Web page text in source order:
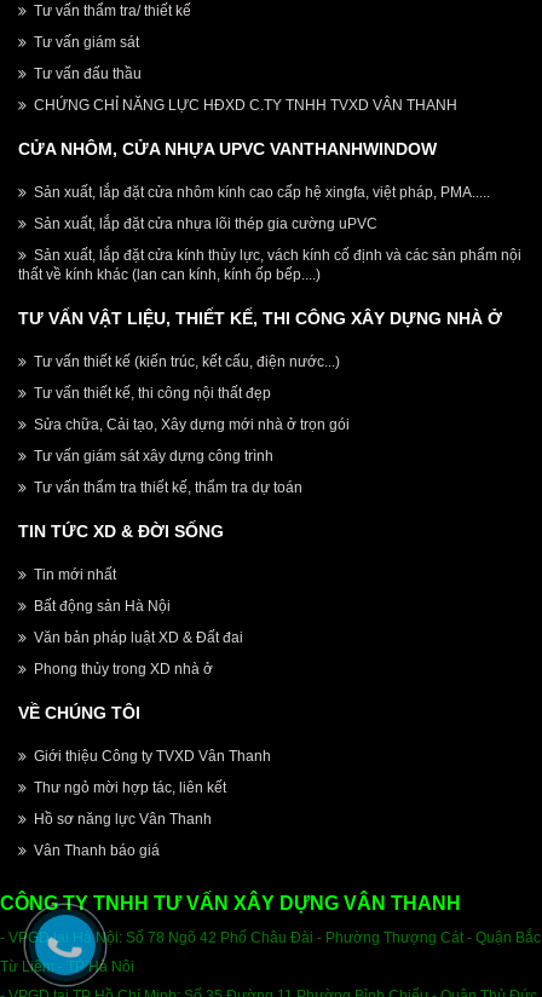
Tư vấn thẩm tra/ thiết kế
Tư vấn giám sát
Tư vấn đấu thầu
CHỨNG CHỈ NĂNG LỰC HĐXD C.TY TNHH TVXD VÂN THANH
CỬA NHÔM, CỬA NHỰA UPVC VANTHANHWINDOW
Sản xuất, lắp đặt cửa nhôm kính cao cấp hệ xingfa, việt pháp, PMA.....
Sản xuất, lắp đặt cửa nhựa lõi thép gia cường uPVC
Sản xuất, lắp đặt cửa kính thủy lực, vách kính cố định và các sản phẩm nội
thất về kính khác (lan can kính, kính ốp bếp....)
TƯ VẤN VẬT LIỆU, THIẾT KẾ, THI CÔNG XÂY DỰNG NHÀ Ở
Tư vấn thiết kế (kiến trúc, kết cấu, điện nước...)
Tư vấn thiết kế, thi công nội thất đẹp
Sửa chữa, Cải tạo, Xây dựng mới nhà ở trọn gói
Tư vấn giám sát xây dựng công trình
Tư vấn thẩm tra thiết kế, thẩm tra dự toán
TIN TỨC XD & ĐỜI SỐNG
Tin mới nhất
Bất động sản Hà Nội
Văn bản pháp luật XD & Đất đai
Phong thủy trong XD nhà ở
VỀ CHÚNG TÔI
Giới thiệu Công ty TVXD Vân Thanh
Thư ngỏ mời hợp tác, liên kết
Hồ sơ năng lực Vân Thanh
Vân Thanh báo giá
CÔNG TY TNHH TƯ VẤN XÂY DỰNG VÂN THANH
- VPGD tại Hà Nội: Số 78 Ngõ 42 Phố Châu Đài - Phường Thượng Cát - Quận Bắc
Từ Liêm - TP Hà Nôi